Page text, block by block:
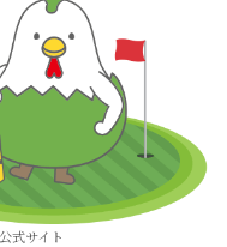
式サイト